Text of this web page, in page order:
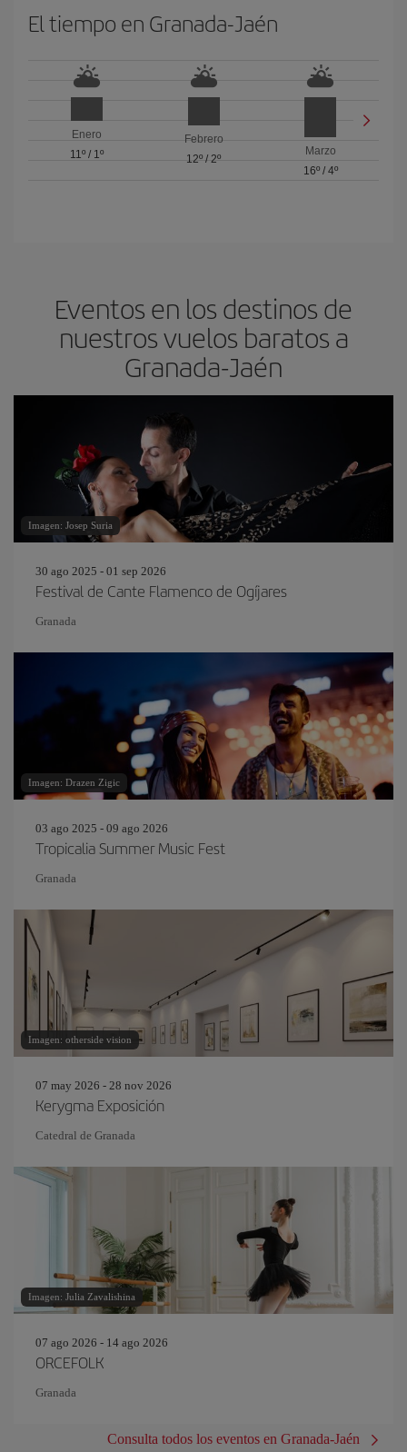
El tiempo en Granada-Jaén
Enero
11º/ 1º
Febrero
12º / 2º
Marzo
16º/ 4º
Eventos en los destinos de
nuestros vuelos baratos a
Granada-Jaén
Imagen: Josep Suria
30 ago 2025 - 01 sep 2026
Festival de Cante Flamenco de Ogíjares
Granada
Imagen: Drazen Zigic
03 ago 2025 - 09 ago 2026
Tropicalia Summer Music Fest
Granada
Imagen: otherside vision
07 may 2026 - 28 nov 2026
Kerygma Exposición
Catedral de Granada
Imagen: Julia Zavalishina
07 ago 2026 - 14 ago 2026
ORCEFOLK
Granada
Consulta todos los eventos en Granada-Jaén